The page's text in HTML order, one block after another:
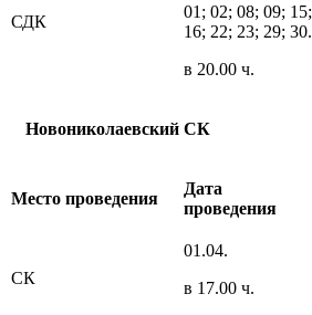
СДК
01; 02; 08; 09; 15;
16; 22; 23; 29; 30.
в 20.00 ч.
Новониколаевский СК
Место проведения
Дата
проведения
СК
01.04.
в 17.00 ч.